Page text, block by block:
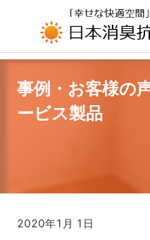
UA-196110426-1
事例・お客様の
ービス製品
2020年1月 1日